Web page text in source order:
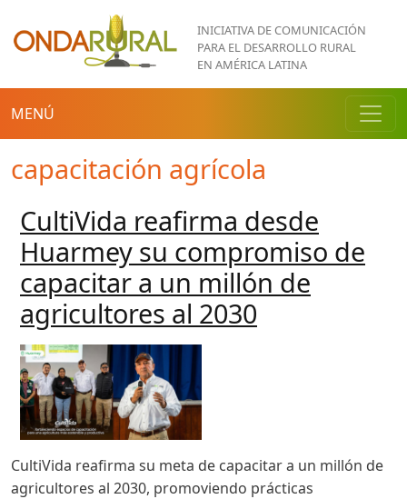
Pasar al contenido principal
INICIATIVA DE COMUNICACIÓN
PARA EL DESARROLLO RURAL
EN AMÉRICA LATINA
MENÚ
capacitación agrícola
CultiVida reafirma desde
Huarmey su compromiso de
capacitar a un millón de
agricultores al 2030
CultiVida reafirma su meta de capacitar a un millón de
agricultores al 2030, promoviendo prácticas